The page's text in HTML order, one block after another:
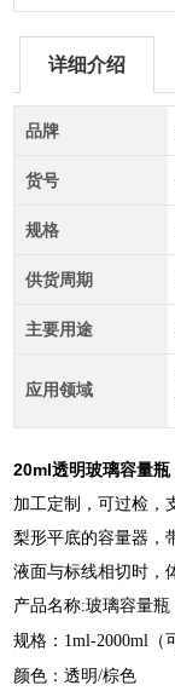
详细介绍
品牌
货号
规格
供货周期
主要用途
应用领域
20ml透明玻璃容量瓶
加工定制，可过检，
梨形平底的容量器，
液面与标线相切时，
产品名称:玻璃容量瓶
规格：1ml-2000ml（
颜色：透明/棕色